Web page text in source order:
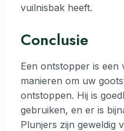
vuilnisbak heeft.
Conclusie
Een ontstopper is een
manieren om uw
ontstoppen. Hij is
gebruiken, en er is
Plunjers zijn geweldig